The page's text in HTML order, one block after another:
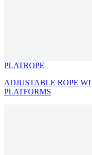
PLATROPE
ADJUSTABLE ROPE
PLATFORMS